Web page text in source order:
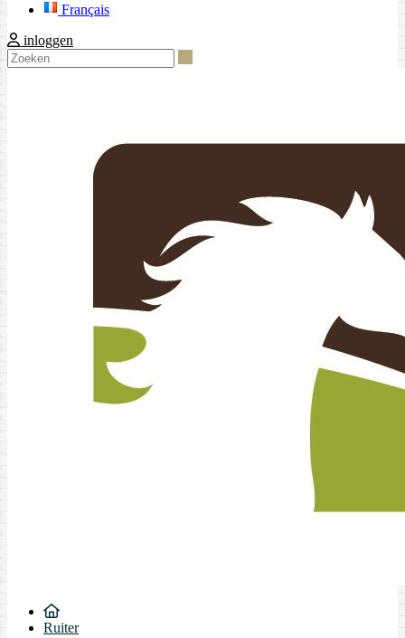
Français
inloggen
Ruiter